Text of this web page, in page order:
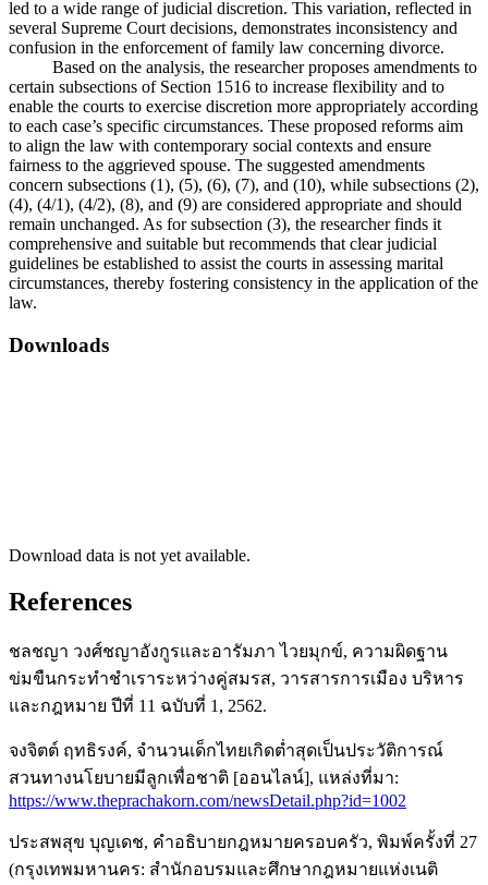
led to a wide range of judicial discretion. This variation, reflected in
several Supreme Court decisions, demonstrates inconsistency and
confusion in the enforcement of family law concerning divorce.
Based on the analysis, the researcher proposes amendments to
certain subsections of Section 1516 to increase flexibility and to
enable the courts to exercise discretion more appropriately according
to each case’s specific circumstances. These proposed reforms aim
to align the law with contemporary social contexts and ensure
fairness to the aggrieved spouse. The suggested amendments
concern subsections (1), (5), (6), (7), and (10), while subsections (2),
(4), (4/1), (4/2), (8), and (9) are considered appropriate and should
remain unchanged. As for subsection (3), the researcher finds it
comprehensive and suitable but recommends that clear judicial
guidelines be established to assist the courts in assessing marital
circumstances, thereby fostering consistency in the application of the
law.
Downloads
Download data is not yet available.
References
ชลชญา วงศ์ชญาอังกูรและอารัมภา ไวยมุกข์, ความผิดฐาน
ข่มขืนกระทำชำเราระหว่างคู่สมรส, วารสารการเมือง บริหาร
และกฎหมาย ปีที่ 11 ฉบับที่ 1, 2562.
จงจิตต์ ฤทธิรงค์, จำนวนเด็กไทยเกิดต่ำสุดเป็นประวัติการณ์
สวนทางนโยบายมีลูกเพื่อชาติ [ออนไลน์], แหล่งที่มา:
https://www.theprachakorn.com/newsDetail.php?id=1002
ประสพสุข บุญเดช, คำอธิบายกฎหมายครอบครัว, พิมพ์ครั้งที่ 27
(กรุงเทพมหานคร: สำนักอบรมและศึกษากฎหมายแห่งเนติ